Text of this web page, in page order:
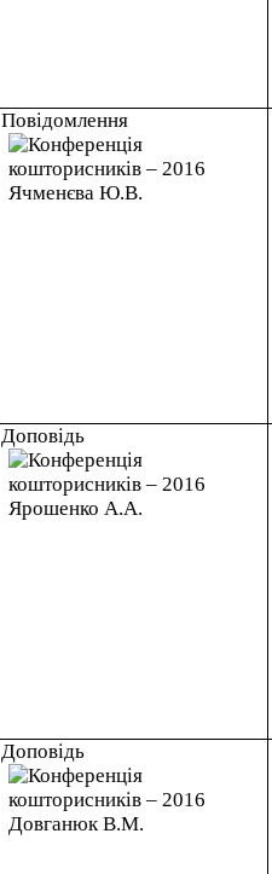
Повідомлення
Доповідь
Доповідь